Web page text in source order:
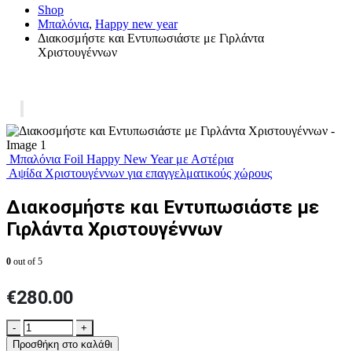
Shop
Μπαλόνια, Happy new year
Διακοσμήστε και Εντυπωσιάστε με Γιρλάντα
Χριστουγέννων
Μπαλόνια Foil Happy New Year με Αστέρια
Αψίδα Χριστουγέννων για επαγγελματικούς χώρους
Διακοσμήστε και Εντυπωσιάστε με
Γιρλάντα Χριστουγέννων
0 out of 5
€280.00
-
+
Προσθήκη στο καλάθι